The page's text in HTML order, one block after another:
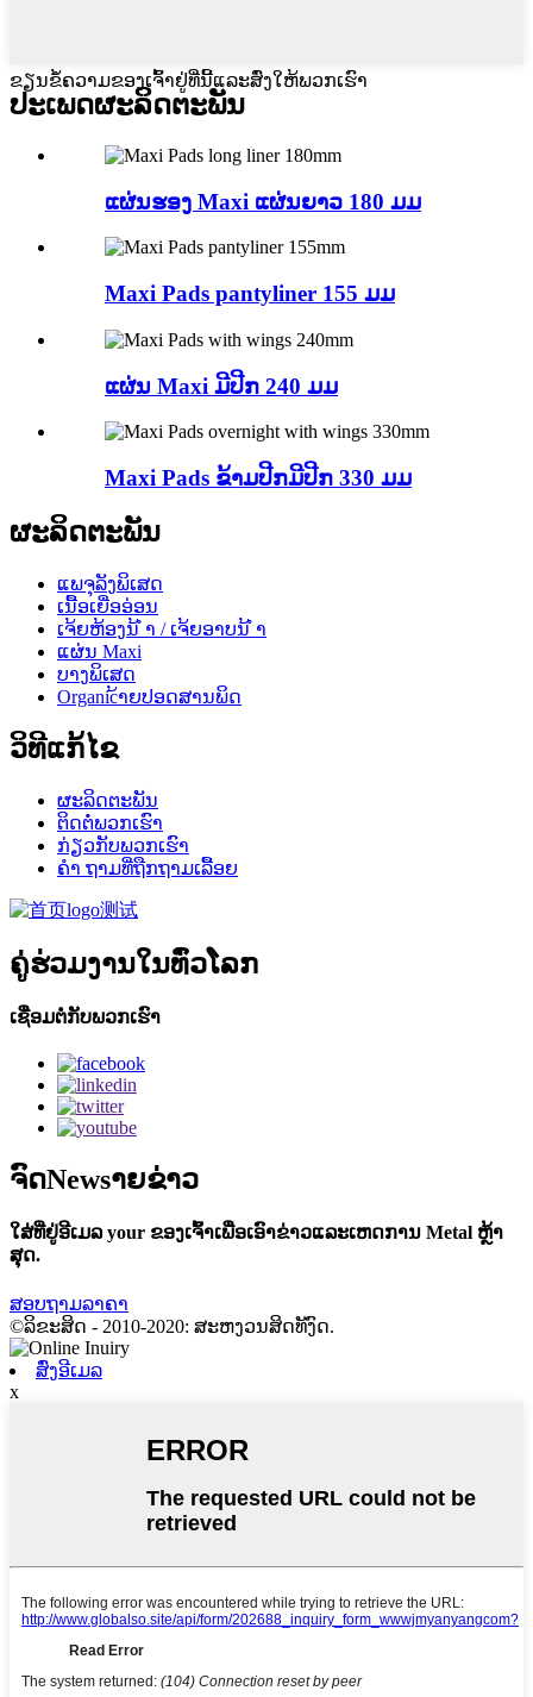
ຂຽນຂໍ້ຄວາມຂອງເຈົ້າຢູ່ທີ່ນີ້ແລະສົ່ງໃຫ້ພວກເຮົາ
ປະເພດຜະລິດຕະພັນ
ແຜ່ນຮອງ Maxi ແຜ່ນຍາວ 180 ມມ
Maxi Pads pantyliner 155 ມມ
ແຜ່ນ Maxi ມີປີກ 240 ມມ
Maxi Pads ຂ້າມປີກມີປີກ 330 ມມ
ຜະລິດຕະພັນ
ແພຈຸລັງພິເສດ
ເນື້ອເຍື່ອອ່ອນ
ເຈ້ຍຫ້ອງນ້ ຳ / ເຈ້ຍອາບນ້ ຳ
ແຜ່ນ Maxi
ບາງພິເສດ
Organic້າຍປອດສານພິດ
ວິທີແກ້ໄຂ
ຜະລິດຕະພັນ
ຕິດ​ຕໍ່​ພວກ​ເຮົາ
ກ່ຽວ​ກັບ​ພວກ​ເຮົາ
ຄຳ ຖາມທີ່ຖືກຖາມເລື້ອຍ
ຄູ່ຮ່ວມງານໃນທົ່ວໂລກ
ເຊື່ອມຕໍ່ກັບພວກເຮົາ
ຈົດNewsາຍຂ່າວ
ໃສ່ທີ່ຢູ່ອີເມລ your ຂອງເຈົ້າເພື່ອເອົາຂ່າວແລະເຫດການ Metal ຫຼ້າ
ສຸດ.
ສອບຖາມລາຄາ
©ລິຂະສິດ - 2010-2020: ສະຫງວນສິດທັງົດ.
ສົ່ງອີເມລ
x